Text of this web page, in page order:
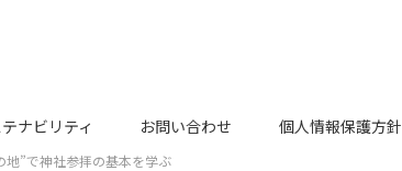
ナビリティ お問い合わせ 個人情報保護方針
地”で神社参拝の基本を学ぶ